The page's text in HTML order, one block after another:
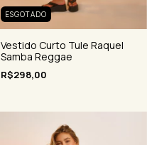
ESGOTADO
Vestido Curto Tule Raquel
Samba Reggae
R$298,00